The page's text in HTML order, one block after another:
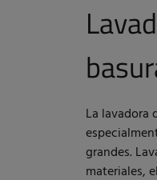
La lavadora
grandes.
materiales,